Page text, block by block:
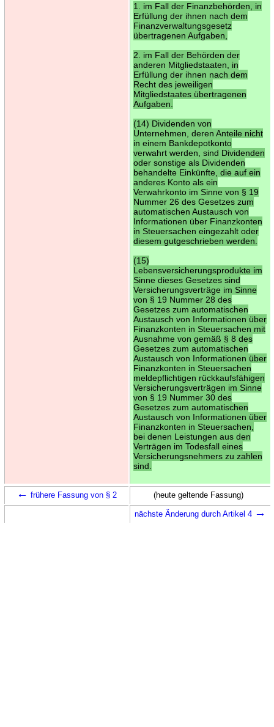
1. im Fall der Finanzbehörden, in
Erfüllung der ihnen nach dem
Finanzverwaltungsgesetz
übertragenen Aufgaben,
2. im Fall der Behörden der
anderen Mitgliedstaaten, in
Erfüllung der ihnen nach dem
Recht des jeweiligen
Mitgliedstaates übertragenen
Aufgaben.
(14) Dividenden von
Unternehmen, deren Anteile nicht
in einem Bankdepotkonto
verwahrt werden, sind Dividenden
oder sonstige als Dividenden
behandelte Einkünfte, die auf ein
anderes Konto als ein
Verwahrkonto im Sinne von § 19
Nummer 26 des Gesetzes zum
automatischen Austausch von
Informationen über Finanzkonten
in Steuersachen eingezahlt oder
diesem gutgeschrieben werden.
(15)
Lebensversicherungsprodukte im
Sinne dieses Gesetzes sind
Versicherungsverträge im Sinne
von § 19 Nummer 28 des
Gesetzes zum automatischen
Austausch von Informationen über
Finanzkonten in Steuersachen mit
Ausnahme von gemäß § 8 des
Gesetzes zum automatischen
Austausch von Informationen über
Finanzkonten in Steuersachen
meldepflichtigen rückkaufsfähigen
Versicherungsverträgen im Sinne
von § 19 Nummer 30 des
Gesetzes zum automatischen
Austausch von Informationen über
Finanzkonten in Steuersachen,
bei denen Leistungen aus den
Verträgen im Todesfall eines
Versicherungsnehmers zu zahlen
sind.
← frühere Fassung von § 2 (heute geltende Fassung)
nächste Änderung durch Artikel 4 →